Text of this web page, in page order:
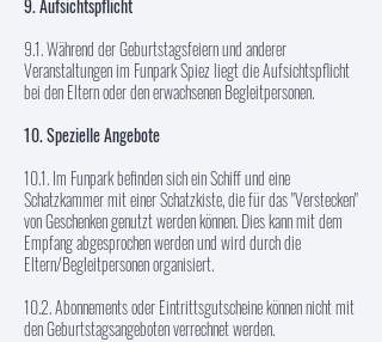
9. Aufsichtspflicht
9.1. Während der Geburtstagsfeiern und anderer
Veranstaltungen im Funpark Spiez liegt die Aufsichtspflicht
bei den Eltern oder den erwachsenen Begleitpersonen.
10. Spezielle Angebote
10.1. Im Funpark befinden sich ein Schiff und eine
Schatzkammer mit einer Schatzkiste, die für das "Verstecken"
von Geschenken genutzt werden können. Dies kann mit dem
Empfang abgesprochen werden und wird durch die
Eltern/Begleitpersonen organisiert.
10.2. Abonnements oder Eintrittsgutscheine können nicht mit
den Geburtstagsangeboten verrechnet werden.